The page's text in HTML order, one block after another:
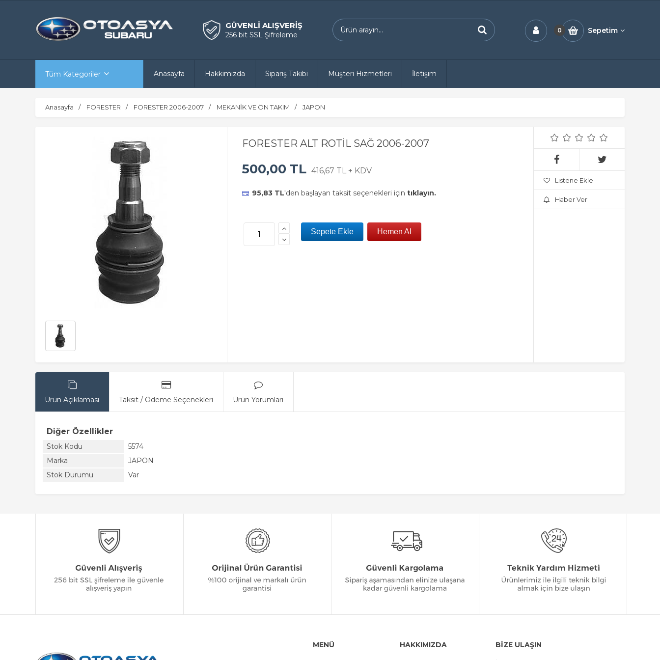
GÜVENLİ ALIŞVERİŞ
256 bit SSL Şifreleme
0 Sepetim
Tüm Kategoriler Anasayfa Hakkımızda Sipariş Takibi Müşteri Hizmetleri İletişim
Anasayfa FORESTER FORESTER 2006-2007 MEKANİK VE ÖN TAKIM JAPON
FORESTER ALT ROTİL SAĞ 2006-2007
500,00 TL 416,67 TL + KDV
95,83 TL'den başlayan taksit seçenekleri için tıklayın.
Listene Ekle
Haber Ver
Ürün Açıklaması Taksit / Ödeme Seçenekleri Ürün Yorumları
Diğer Özellikler
Stok Kodu
5574
Marka
JAPON
Stok Durumu
Var
MENÜ HAKKIMIZDA BİZE ULAŞIN